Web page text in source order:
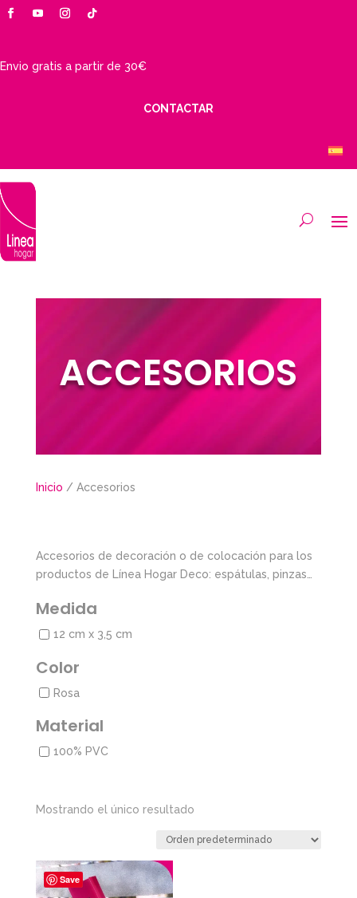
Envio gratis a partir de 30€
CONTACTAR
ACCESORIOS
Inicio / Accesorios
Accesorios de decoración o de colocación para los
productos de Línea Hogar Deco: espátulas, pinzas…
Medida
12 cm x 3,5 cm
Color
Rosa
Material
100% PVC
Mostrando el único resultado
Save